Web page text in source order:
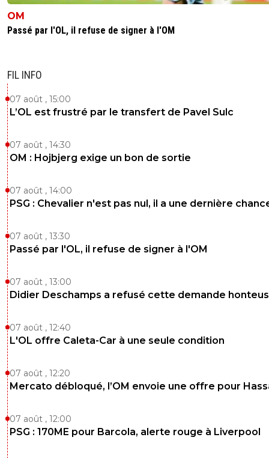
OM
Passé par l'OL, il refuse de signer à l'OM
FIL INFO
07 août , 15:00
L’OL est frustré par le transfert de Pavel Sulc
07 août , 14:30
OM : Hojbjerg exige un bon de sortie
07 août , 14:00
PSG : Chevalier n'est pas nul, il a une dernière
07 août , 13:30
Passé par l'OL, il refuse de signer à l'OM
07 août , 13:00
Didier Deschamps a refusé cette demande
07 août , 12:40
L'OL offre Caleta-Car à une seule condition
07 août , 12:20
Mercato débloqué, l’OM envoie une offre pour
07 août , 12:00
PSG : 170ME pour Barcola, alerte rouge à Liverpool